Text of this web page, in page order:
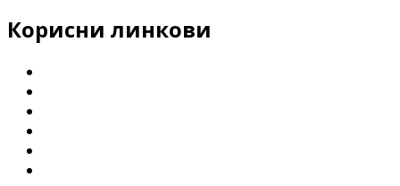
Корисни линкови